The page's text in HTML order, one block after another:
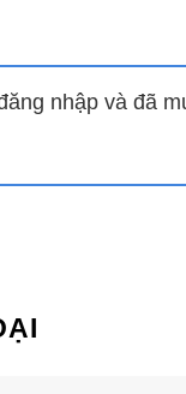
Bếp đôi điện từ
nhập và đã